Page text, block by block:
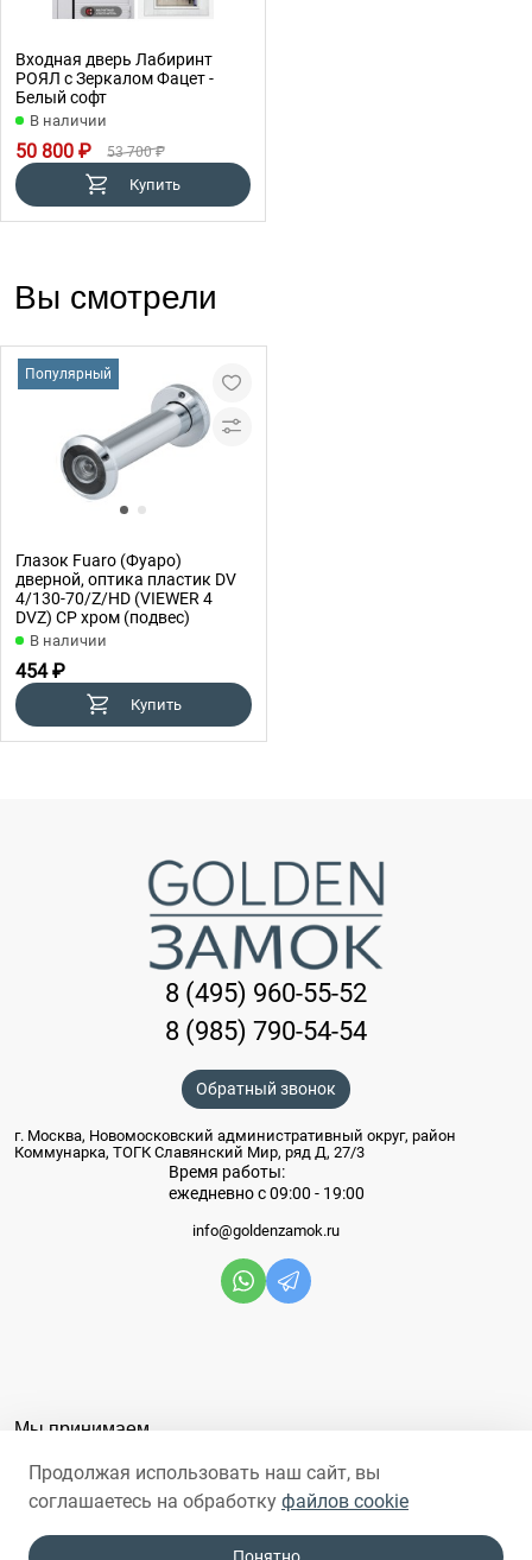
Входная дверь Лабиринт
РОЯЛ с Зеркалом Фацет -
Белый софт
В наличии
50 800 ₽ 53 700 ₽
Купить
Вы смотрели
Популярный
Глазок Fuaro (Фуаро)
дверной, оптика пластик DV
4/130-70/Z/HD (VIEWER 4
DVZ) CP хром (подвес)
В наличии
454 ₽
Купить
8 (495) 960-55-52
8 (985) 790-54-54
Обратный звонок
г. Москва, Новомосковский административный округ, район
Коммунарка, ТОГК Славянский Мир, ряд Д, 27/3
Время работы:
ежедневно с 09:00 - 19:00
info@goldenzamok.ru
Мы принимаем
Продолжая использовать наш сайт, вы
соглашаетесь на обработку файлов cookie